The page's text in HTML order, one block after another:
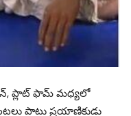
ప్లాట్ ఫామ్ మధ్యలో
పాటు ప్రయాణికుడు